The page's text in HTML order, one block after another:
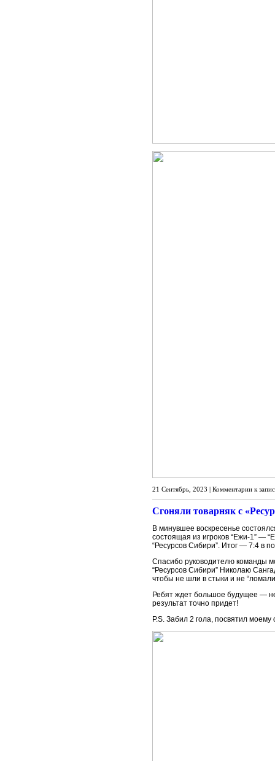
21 Сентябрь, 2023 | Комментарии к
Сгоняли товарняк с
В минувшее воскресенье
состоящая из игроков “Ежи-1” —
“Ресурсов Сибири”. Итог — 7:4 в
Спасибо руководителю команды
“Ресурсов Сибири” Николаю
чтобы не шли в стыки и не
Ребят ждет большое будущее —
результат точно придет!
P.S. Забил 2 гола, посвятил